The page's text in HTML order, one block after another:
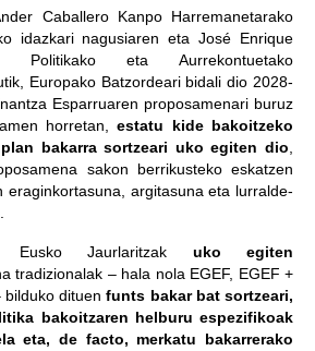
Caballero Kanpo Harremanetarako
idazkari nagusiaren eta José Enrique
Politikako eta Aurrekontuetako
Europako Batzordeari bidali dio 2028-
Esparruaren proposamenari buruz
horretan,estatu kide bakoitzeko
bakarra sortzeari uko egiten dio
sakon berrikusteko eskatzen
eraginkortasuna, argitasuna eta lurralde-
Eusko Jaurlaritzak uko egiten
tradizionalak – hala nola EGEF, EGEF +
bilduko dituenfunts bakar bat sortzeari,
bakoitzaren helburu espezifikoak
eta, de facto, merkatu bakarrerako